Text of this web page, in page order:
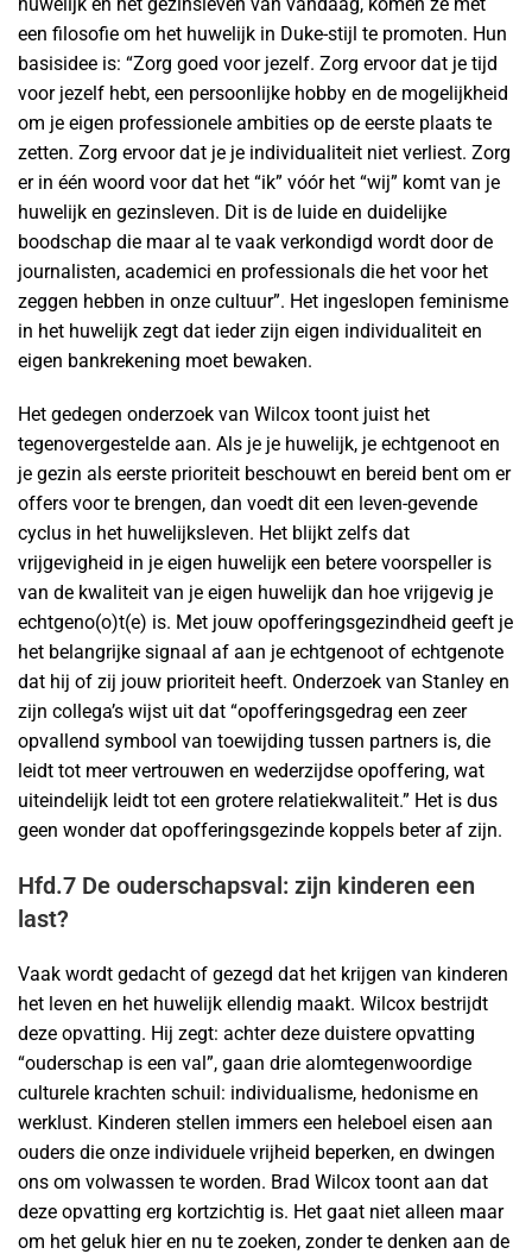
een filosofie om het huwelijk in Duke-stijl te promoten. Hun
basisidee is: “Zorg goed voor jezelf. Zorg ervoor dat je tijd
voor jezelf hebt, een persoonlijke hobby en de mogelijkheid
om je eigen professionele ambities op de eerste plaats te
zetten. Zorg ervoor dat je je individualiteit niet verliest. Zorg
er in één woord voor dat het “ik” vóór het “wij” komt van je
huwelijk en gezinsleven. Dit is de luide en duidelijke
boodschap die maar al te vaak verkondigd wordt door de
journalisten, academici en professionals die het voor het
zeggen hebben in onze cultuur”. Het ingeslopen feminisme
in het huwelijk zegt dat ieder zijn eigen individualiteit en
eigen bankrekening moet bewaken.
Het gedegen onderzoek van Wilcox toont juist het
tegenovergestelde aan. Als je je huwelijk, je echtgenoot en
je gezin als eerste prioriteit beschouwt en bereid bent om er
offers voor te brengen, dan voedt dit een leven-gevende
cyclus in het huwelijksleven. Het blijkt zelfs dat
vrijgevigheid in je eigen huwelijk een betere voorspeller is
van de kwaliteit van je eigen huwelijk dan hoe vrijgevig je
echtgeno(o)t(e) is. Met jouw opofferingsgezindheid geeft je
het belangrijke signaal af aan je echtgenoot of echtgenote
dat hij of zij jouw prioriteit heeft. Onderzoek van Stanley en
zijn collega’s wijst uit dat “opofferingsgedrag een zeer
opvallend symbool van toewijding tussen partners is, die
leidt tot meer vertrouwen en wederzijdse opoffering, wat
uiteindelijk leidt tot een grotere relatiekwaliteit.” Het is dus
geen wonder dat opofferingsgezinde koppels beter af zijn.
Hfd.7 De ouderschapsval: zijn kinderen een
last?
Vaak wordt gedacht of gezegd dat het krijgen van kinderen
het leven en het huwelijk ellendig maakt. Wilcox bestrijdt
deze opvatting. Hij zegt: achter deze duistere opvatting
“ouderschap is een val”, gaan drie alomtegenwoordige
culturele krachten schuil: individualisme, hedonisme en
werklust. Kinderen stellen immers een heleboel eisen aan
ouders die onze individuele vrijheid beperken, en dwingen
ons om volwassen te worden. Brad Wilcox toont aan dat
deze opvatting erg kortzichtig is. Het gaat niet alleen maar
om het geluk hier en nu te zoeken, zonder te denken aan de